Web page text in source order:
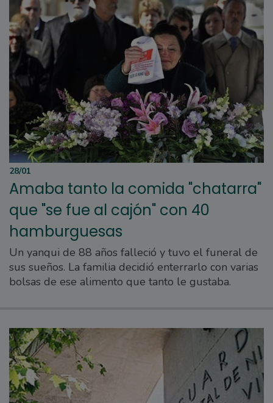
28/01
Amaba tanto la comida "chatarra"
que "se fue al cajón" con 40
hamburguesas
Un yanqui de 88 años falleció y tuvo el funeral de
sus sueños. La familia decidió enterrarlo con varias
bolsas de ese alimento que tanto le gustaba.